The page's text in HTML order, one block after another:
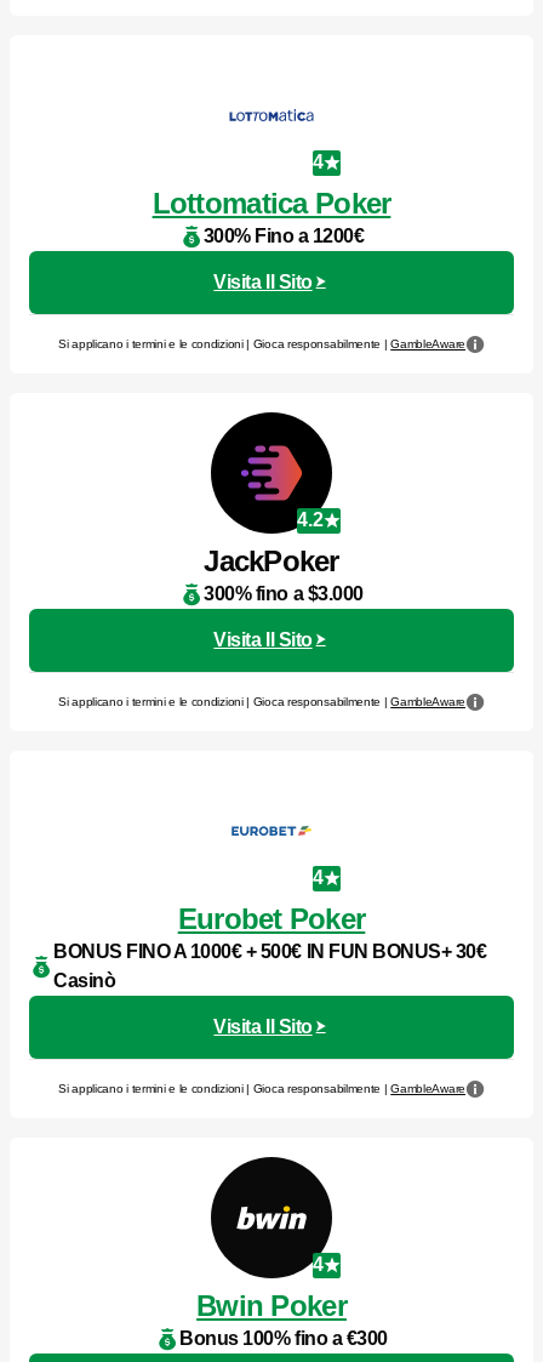
4
Lottomatica Poker
300% Fino a 1200€
Visita Il Sito
Si applicano i termini e le condizioni | Gioca responsabilmente |GambleAware
4.2
JackPoker
300% fino a $3.000
Visita Il Sito
Si applicano i termini e le condizioni | Gioca responsabilmente |GambleAware
4
Eurobet Poker
BONUS FINO A 1000€ + 500€ IN FUN BONUS+ 30€
Casinò
Visita Il Sito
Si applicano i termini e le condizioni | Gioca responsabilmente |GambleAware
4
Bwin Poker
Bonus 100% fino a €300